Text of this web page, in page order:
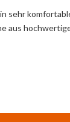
sehr
aus